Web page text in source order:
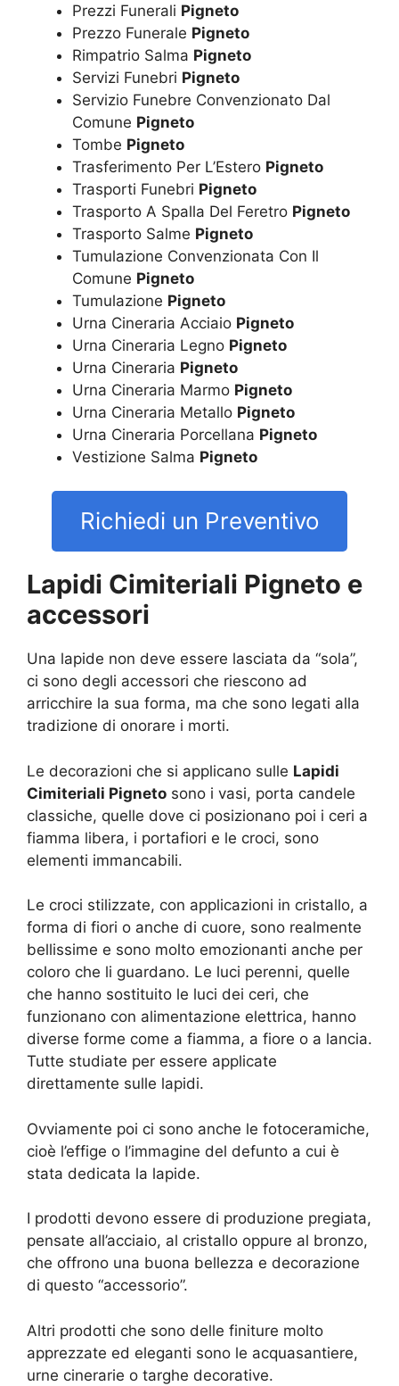
Prezzi Funerali Pigneto
Prezzo Funerale Pigneto
Rimpatrio Salma Pigneto
Servizi Funebri Pigneto
Servizio Funebre Convenzionato Dal
Comune Pigneto
Tombe Pigneto
Trasferimento Per L’Estero Pigneto
Trasporti Funebri Pigneto
Trasporto A Spalla Del Feretro Pigneto
Trasporto Salme Pigneto
Tumulazione Convenzionata Con Il
Comune Pigneto
Tumulazione Pigneto
Urna Cineraria Acciaio Pigneto
Urna Cineraria Legno Pigneto
Urna Cineraria Pigneto
Urna Cineraria Marmo Pigneto
Urna Cineraria Metallo Pigneto
Urna Cineraria Porcellana Pigneto
Vestizione Salma Pigneto
Richiedi un Preventivo
Lapidi Cimiteriali Pigneto e
accessori
Una lapide non deve essere lasciata da “sola”,
ci sono degli accessori che riescono ad
arricchire la sua forma, ma che sono legati alla
tradizione di onorare i morti.
Le decorazioni che si applicano sulle Lapidi
Cimiteriali Pigneto sono i vasi, porta candele
classiche, quelle dove ci posizionano poi i ceri a
fiamma libera, i portafiori e le croci, sono
elementi immancabili.
Le croci stilizzate, con applicazioni in cristallo, a
forma di fiori o anche di cuore, sono realmente
bellissime e sono molto emozionanti anche per
coloro che li guardano. Le luci perenni, quelle
che hanno sostituito le luci dei ceri, che
funzionano con alimentazione elettrica, hanno
diverse forme come a fiamma, a fiore o a lancia.
Tutte studiate per essere applicate
direttamente sulle lapidi.
Ovviamente poi ci sono anche le fotoceramiche,
cioè l’effige o l’immagine del defunto a cui è
stata dedicata la lapide.
I prodotti devono essere di produzione pregiata,
pensate all’acciaio, al cristallo oppure al bronzo,
che offrono una buona bellezza e decorazione
di questo “accessorio”.
Altri prodotti che sono delle finiture molto
apprezzate ed eleganti sono le acquasantiere,
urne cinerarie o targhe decorative.